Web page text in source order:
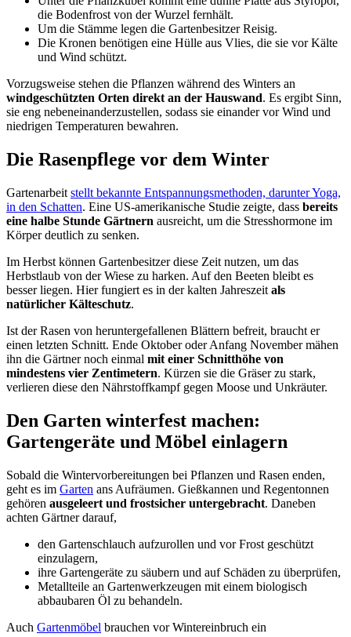
die Bodenfrost von der Wurzel fernhält.
Um die Stämme legen die Gartenbesitzer Reisig.
Die Kronen benötigen eine Hülle aus Vlies, die sie vor Kälte
und Wind schützt.
Vorzugsweise stehen die Pflanzen während des Winters an
windgeschützten Orten direkt an der Hauswand. Es ergibt Sinn,
sie eng nebeneinanderzustellen, sodass sie einander vor Wind und
niedrigen Temperaturen bewahren.
Die Rasenpflege vor dem Winter
Gartenarbeit stellt bekannte Entspannungsmethoden, darunter Yoga,
in den Schatten. Eine US-amerikanische Studie zeigte, dass bereits
eine halbe Stunde Gärtnern ausreicht, um die Stresshormone im
Körper deutlich zu senken.
Im Herbst können Gartenbesitzer diese Zeit nutzen, um das
Herbstlaub von der Wiese zu harken. Auf den Beeten bleibt es
besser liegen. Hier fungiert es in der kalten Jahreszeit als
natürlicher Kälteschutz.
Ist der Rasen von heruntergefallenen Blättern befreit, braucht er
einen letzten Schnitt. Ende Oktober oder Anfang November mähen
ihn die Gärtner noch einmal mit einer Schnitthöhe von
mindestens vier Zentimetern. Kürzen sie die Gräser zu stark,
verlieren diese den Nährstoffkampf gegen Moose und Unkräuter.
Den Garten winterfest machen:
Gartengeräte und Möbel einlagern
Sobald die Wintervorbereitungen bei Pflanzen und Rasen enden,
geht es im Garten ans Aufräumen. Gießkannen und Regentonnen
gehören ausgeleert und frostsicher untergebracht. Daneben
achten Gärtner darauf,
den Gartenschlauch aufzurollen und vor Frost geschützt
einzulagern,
ihre Gartengeräte zu säubern und auf Schäden zu überprüfen,
Metallteile an Gartenwerkzeugen mit einem biologisch
abbaubaren Öl zu behandeln.
Auch Gartenmöbel brauchen vor Wintereinbruch ein